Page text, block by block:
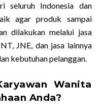
seluruh Indonesia dan
agar produk sampai
dilakukan melalui jasa
JNE, dan jasa lainnya
kebutuhan pelanggan.
Wanita
Anda?